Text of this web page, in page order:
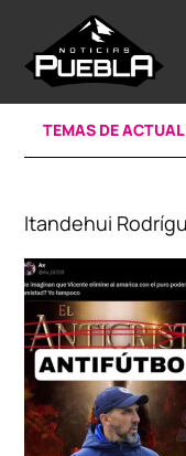
content
TEMAS DE
Itandehui